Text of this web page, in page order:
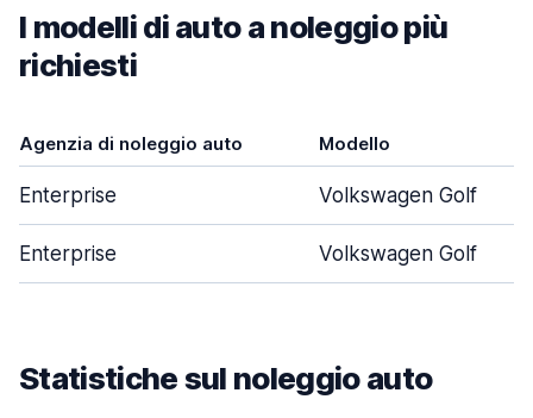
I modelli di auto a noleggio più
richiesti
Agenzia di noleggio auto Modello
Enterprise Volkswagen Golf
Enterprise Volkswagen Golf
Statistiche sul noleggio auto